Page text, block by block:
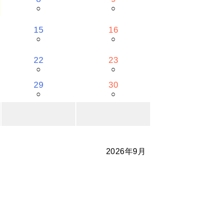
○ ○
15
○
16
○
22
○
23
○
29
○
30
○
2026年9月